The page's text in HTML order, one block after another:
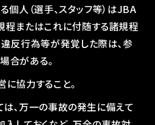
個人（選手、スタッフ等）はJBA
程またはこれに付随する諸規程
違反行為等が発覚した際は、参
合がある。
協力すること。
、万一の事故の発生に備えて